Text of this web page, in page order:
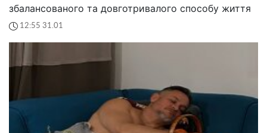
збалансованого та довготривалого способу життя
12:55 31.01